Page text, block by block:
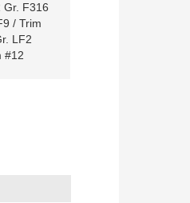
Gr. F316
/ Trim
LF2
#12